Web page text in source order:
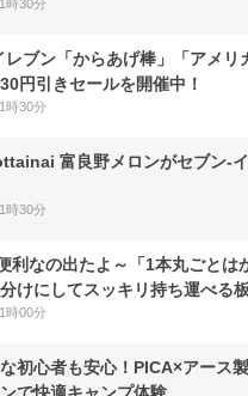
時30分
レブン「からあげ棒」「アメリ
円引きセールを開催中！
時30分
富良野メロンがセブン‐
時30分
利なの出たよ～「1本丸ごとは
けにしてスッキリ持ち運べる板
時00分
初心者も安心！PICA×アース
で快適キャンプ体験